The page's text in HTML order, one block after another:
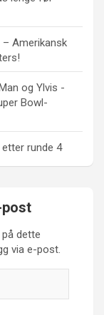
Amerikansk
og Ylvis -
Bowl-
runde 4
dette
via e-post.